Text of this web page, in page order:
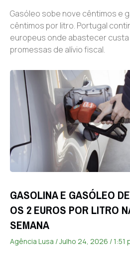
Gasóleo sobe nove cêntimos e
cêntimos por litro. Portugal
europeus onde abastecer
promessas de alívio fiscal.
GASOLINA E GASÓLEO
OS 2 EUROS POR LITRO
SEMANA
Agência Lusa Julho 24, 2026 1:51